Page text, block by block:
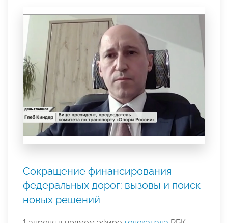
Сокращение финансирования
федеральных дорог: вызовы и поиск
новых решений